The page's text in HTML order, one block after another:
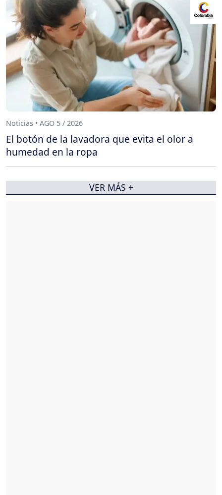
Noticias • AGO 5 / 2026
El botón de la lavadora que evita el olor a
humedad en la ropa
VER MÁS +